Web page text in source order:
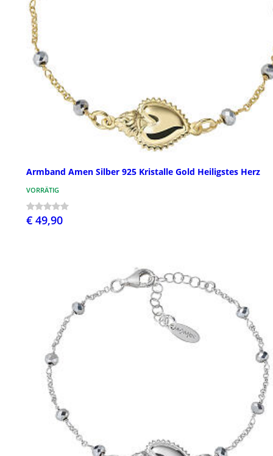
Armband Amen Silber 925 Kristalle Gold Heiligstes Herz
VORRÄTIG
€ 49,90